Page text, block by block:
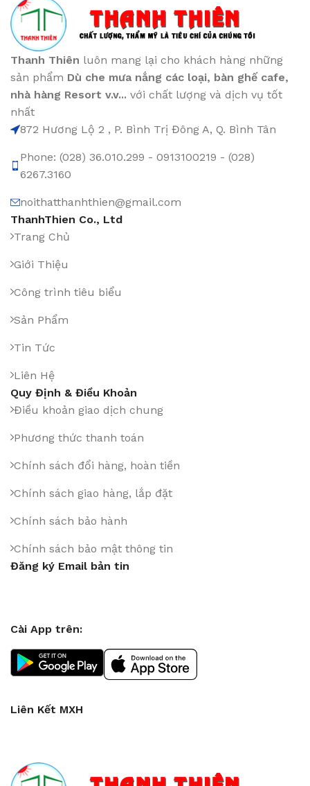
Thanh Thiên luôn mang lại cho khách hàng những
sản phẩm Dù che mưa nắng các loại, bàn ghế cafe,
nhà hàng Resort v.v... với chất lượng và dịch vụ tốt
nhất
872 Hương Lộ 2 , P. Bình Trị Đông A, Q. Bình Tân
Phone: (028) 36.010.299 - 0913100219 - (028)
6267.3160
noithatthanhthien@gmail.com
ThanhThien Co., Ltd
Trang Chủ
Giới Thiệu
Công trình tiêu biểu
Sản Phẩm
Tin Tức
Liên Hệ
Quy Định & Điều Khoản
Điều khoản giao dịch chung
Phương thức thanh toán
Chính sách đổi hàng, hoàn tiền
Chính sách giao hàng, lắp đặt
Chính sách bảo hành
Chính sách bảo mật thông tin
Đăng ký Email bản tin
Cài App trên:
Liên Kết MXH